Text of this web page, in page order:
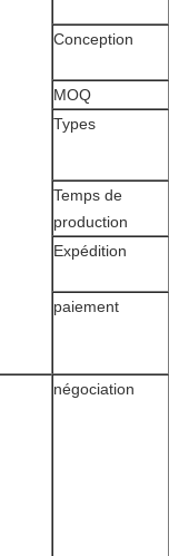
Conception
MOQ
Types
Temps de
production
Expédition
paiement
négociation